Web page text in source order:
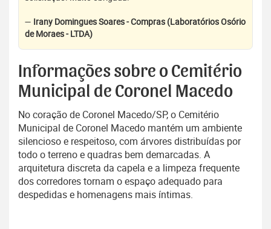
— Irany Domingues Soares - Compras (Laboratórios Osório
de Moraes - LTDA)
Informações sobre o Cemitério
Municipal de Coronel Macedo
No coração de Coronel Macedo/SP, o Cemitério
Municipal de Coronel Macedo mantém um ambiente
silencioso e respeitoso, com árvores distribuídas por
todo o terreno e quadras bem demarcadas. A
arquitetura discreta da capela e a limpeza frequente
dos corredores tornam o espaço adequado para
despedidas e homenagens mais íntimas.